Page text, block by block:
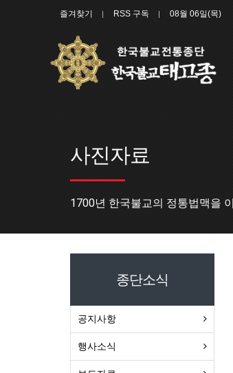
즐겨찾기 RSS 구독 08월 06일(목)
사진자료
1700년 한국불교의 정통법맥을
종단소식
공지사항
행사소식